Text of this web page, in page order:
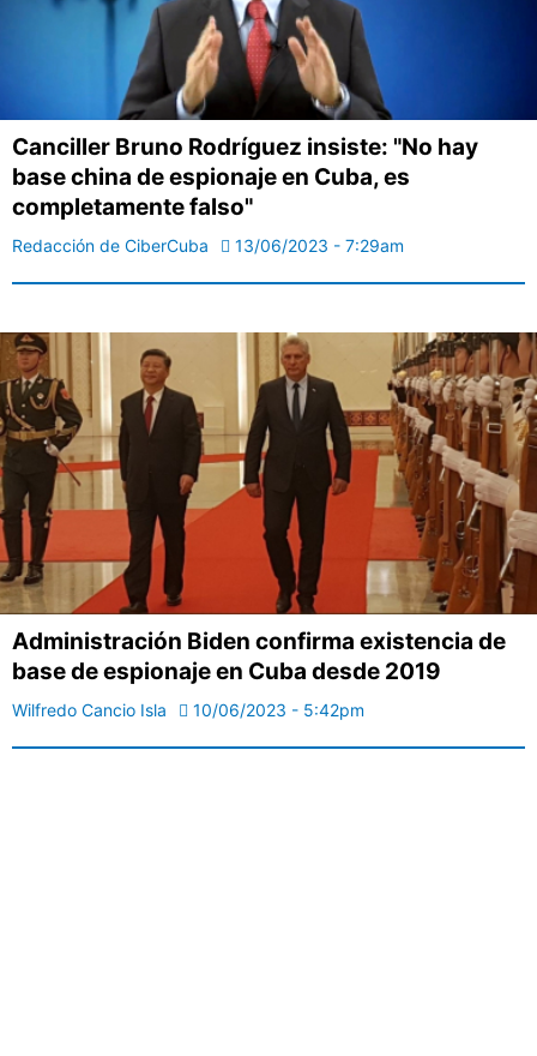
Canciller Bruno Rodríguez insiste: "No hay
base china de espionaje en Cuba, es
completamente falso"
Redacción de CiberCuba 13/06/2023 - 7:29am
Administración Biden confirma existencia de
base de espionaje en Cuba desde 2019
Wilfredo Cancio Isla 10/06/2023 - 5:42pm